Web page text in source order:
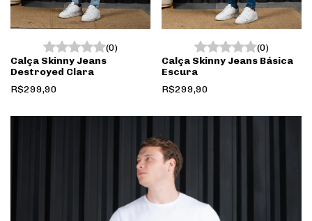
(0)
Calça Skinny Jeans
Destroyed Clara
R$299,90
(0)
Calça Skinny Jeans Básica
Escura
R$299,90